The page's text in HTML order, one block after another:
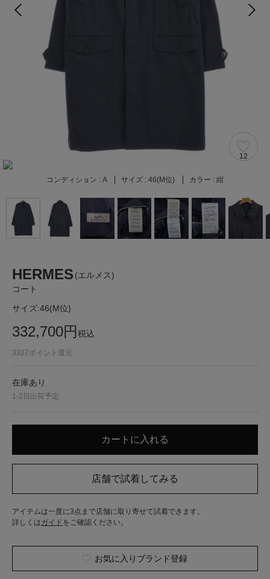
12
コンディション : A サイズ : 46(M位) カラー : 紺
HERMES (エルメス)
コート
サイズ:46(M位)
332,700円税込
3327ポイント還元
在庫あり
1-2日出荷予定
アイテムは一度に3点まで店舗に取り寄せて試着できます。
詳しくはガイド をご確認ください。
お気に入りブランド登録